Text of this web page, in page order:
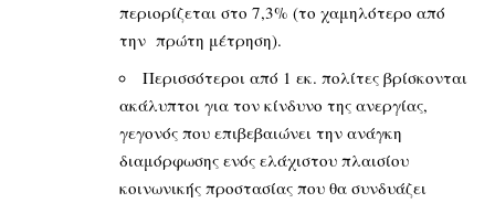
περιορίζεται στο 7,3% (το χαμηλότερο από
την πρώτη μέτρηση).
Περισσότεροι από 1 εκ. πολίτες βρίσκονται
ακάλυπτοι για τον κίνδυνο της ανεργίας,
γεγονός που επιβεβαιώνει την ανάγκη
διαμόρφωσης ενός ελάχιστου πλαισίου
κοινωνικής προστασίας που θα συνδυάζει